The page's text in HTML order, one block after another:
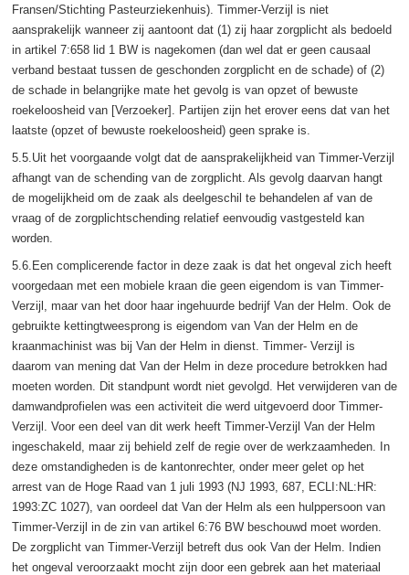
Fransen/Stichting Pasteurziekenhuis). Timmer-Verzijl is niet
aansprakelijk wanneer zij aantoont dat (1) zij haar zorgplicht als bedoeld
in artikel 7:658 lid 1 BW is nagekomen (dan wel dat er geen causaal
verband bestaat tussen de geschonden zorgplicht en de schade) of (2)
de schade in belangrijke mate het gevolg is van opzet of bewuste
roekeloosheid van [Verzoeker]. Partijen zijn het erover eens dat van het
laatste (opzet of bewuste roekeloosheid) geen sprake is.
5.5.Uit het voorgaande volgt dat de aansprakelijkheid van Timmer-Verzijl
afhangt van de schending van de zorgplicht. Als gevolg daarvan hangt
de mogelijkheid om de zaak als deelgeschil te behandelen af van de
vraag of de zorgplichtschending relatief eenvoudig vastgesteld kan
worden.
5.6.Een complicerende factor in deze zaak is dat het ongeval zich heeft
voorgedaan met een mobiele kraan die geen eigendom is van Timmer-
Verzijl, maar van het door haar ingehuurde bedrijf Van der Helm. Ook de
gebruikte kettingtweesprong is eigendom van Van der Helm en de
kraanmachinist was bij Van der Helm in dienst. Timmer- Verzijl is
daarom van mening dat Van der Helm in deze procedure betrokken had
moeten worden. Dit standpunt wordt niet gevolgd. Het verwijderen van de
damwandprofielen was een activiteit die werd uitgevoerd door Timmer-
Verzijl. Voor een deel van dit werk heeft Timmer-Verzijl Van der Helm
ingeschakeld, maar zij behield zelf de regie over de werkzaamheden. In
deze omstandigheden is de kantonrechter, onder meer gelet op het
arrest van de Hoge Raad van 1 juli 1993 (NJ 1993, 687, ECLI:NL:HR:
1993:ZC 1027), van oordeel dat Van der Helm als een hulppersoon van
Timmer-Verzijl in de zin van artikel 6:76 BW beschouwd moet worden.
De zorgplicht van Timmer-Verzijl betreft dus ook Van der Helm. Indien
het ongeval veroorzaakt mocht zijn door een gebrek aan het materiaal